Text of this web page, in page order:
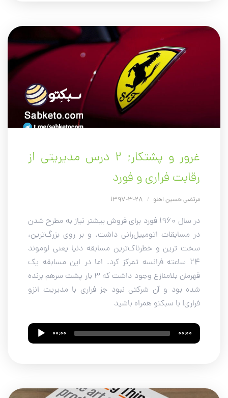
غرور و پشتکار; ۲ درس مدیریتی از
رقابت فراری و فورد
مرتضی حسین اهلو /
در سال 1960 فورد برای فروش بیشتر نیاز به مطرح شدن
در مسابقات اتومبیل‌رانی داشت. و بر روی بزرگ‌ترین،
سخت ترین و خطرناک‌ترین مسابقه دنیا یعنی لوموند
24 ساعته فرانسه تمرکز کرد. اما در این مسابقه یک
قهرمان بلامنازع وجود داشت که 3 بار پشت سرهم برنده
شده بود و آن شرکتی نبود جز فراری با مدیریت انزو
فراری! با سبکتو همراه باشید
Audio
Player
00:00 00:00